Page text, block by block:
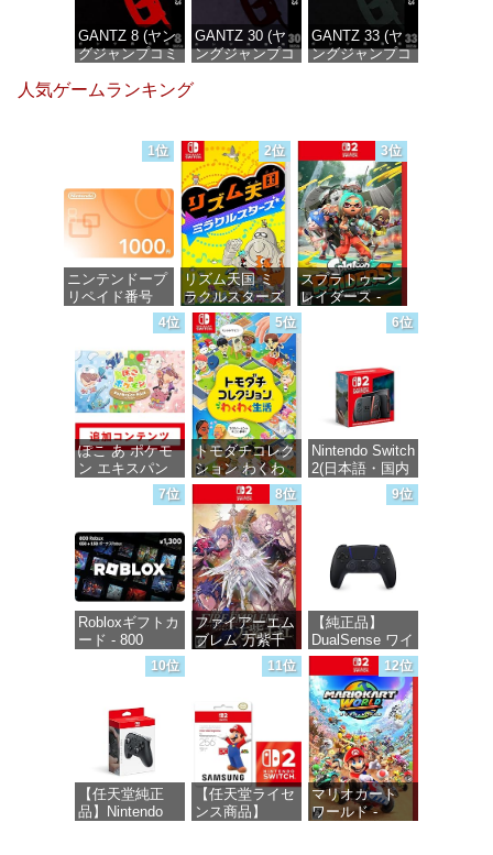
GANTZ 8 (ヤン
グジャンプコミ
GANTZ 30 (ヤ
ングジャンプコ
GANTZ 33 (ヤ
ングジャンプコ
人気ゲームランキング
1位
ニンテンドープ
リペイド番号
1000円|オンラ
価格：¥1,000
2位
リズム天国 ミ
ラクルスターズ
-Switch
価格：¥5,645
3位
スプラトゥーン
レイダース -
Switch2
4位
ぽこ あ ポケモ
ン エキスパン
ションパス|オン
ラインコード版
価格：¥4,400
5位
トモダチコレク
ション わくわ
く生活 -Switch
価格：¥6,145
6位
Nintendo Switch
2(日本語・国内
7位
Robloxギフトカ
ード - 800
Robux 【限定バ
ーチャルアイテ
【オンラインゲ
ームコード】
ロブロックス |
オンラインコー
ド版
価格：¥1,300
8位
ファイアーエム
ブレム 万紫千
紅 -Switch2
9位
【純正品】
DualSense ワイ
ヤレスコントロ
ーラー ミッド
ナイト ブラッ
ク(CFI-
ZCT2J01)
価格：¥10,737
10位
【任天堂純正
品】Nintendo
11位
【任天堂ライセ
ンス商品】
12位
マリオカート
ワールド -